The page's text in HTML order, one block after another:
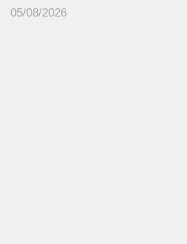
05/08/2026